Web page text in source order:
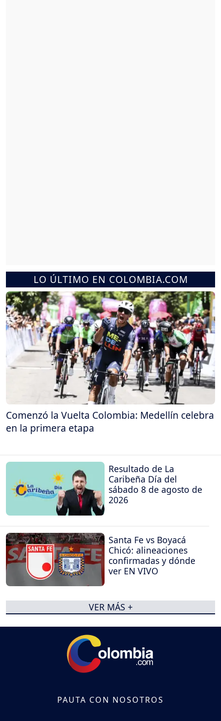
LO ÚLTIMO EN COLOMBIA.COM
Comenzó la Vuelta Colombia: Medellín celebra
en la primera etapa
Resultado de La
Caribeña Día del
sábado 8 de agosto de
2026
Santa Fe vs Boyacá
Chicó: alineaciones
confirmadas y dónde
ver EN VIVO
VER MÁS +
PAUTA CON NOSOTROS